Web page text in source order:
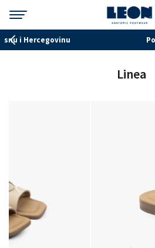
Poručite na tel 056 261 423
Linea